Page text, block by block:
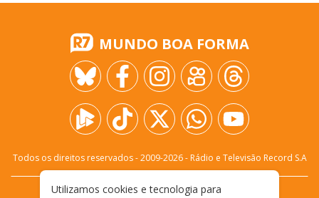
MUNDO BOA FORMA
Todos os direitos reservados - 2009-2026- Rádio e Televisão Record S.A
Utilizamos cookies e tecnologia para